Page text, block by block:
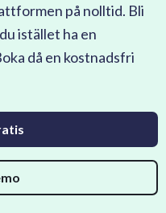
på nolltid. Bli
istället ha en
då en kostnadsfri